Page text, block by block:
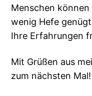
Menschen
wenig Hefe
Ihre Erfahrungen
Mit Grüßen aus
zum nächsten Mal!